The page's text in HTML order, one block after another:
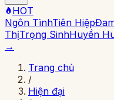
HOT
Ngôn TìnhTiên Hiệp
ThịTrọng SinhHuyền
→
Trang chủ
/
Hiện đại